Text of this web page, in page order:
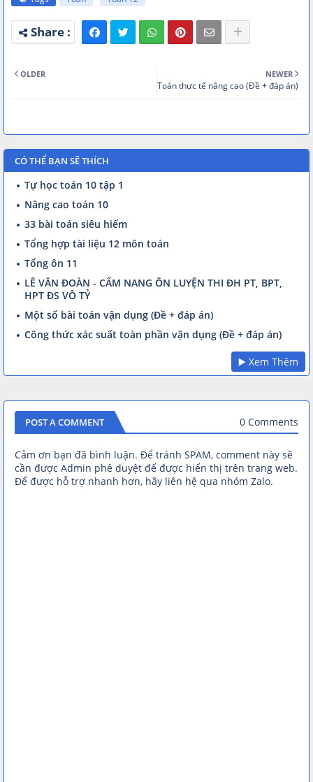
NEWER
Toán thực tế nâng cao (Đề + đáp án)
OLDER
CÓ THỂ BẠN SẼ THÍCH
Tự học toán 10 tập 1
Nâng cao toán 10
33 bài toán siêu hiếm
Tổng hợp tài liệu 12 môn toán
Tổng ôn 11
LÊ VĂN ĐOÀN - CẨM NANG ÔN LUYỆN THI ĐH PT, BPT,
HPT ĐS VÔ TỶ
Một số bài toán vận dụng (Đề + đáp án)
Công thức xác suất toàn phần vận dụng (Đề + đáp án)
▶️ Xem Thêm
POST A COMMENT 0 Comments
Cảm ơn bạn đã bình luận. Để tránh SPAM, comment này sẽ
cần được Admin phê duyệt để được hiển thị trên trang web.
Để được hỗ trợ nhanh hơn, hãy liên hệ qua nhóm Zalo.